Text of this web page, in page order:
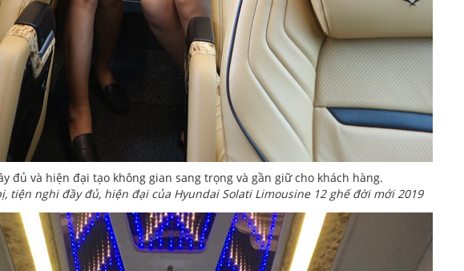
đủ và hiện đại tạo không gian sang trọng và gần giữ cho khách hàng.
tiện nghi đầy đủ, hiện đại của Hyundai Solati Limousine 12 ghế đời mới 2019